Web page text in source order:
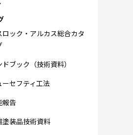
ロック・アルカス総合カタ
ドブック（技術資料）
ーセフティ工法
報告
塗装品技術資料